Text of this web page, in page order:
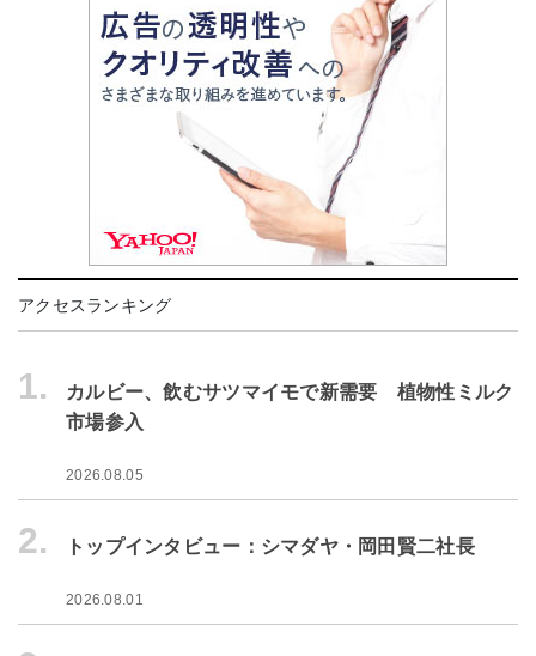
アクセスランキング
1.
カルビー、飲むサツマイモで新需要 植物性ミルク
市場参入
2026.08.05
2. トップインタビュー：シマダヤ・岡田賢二社長
2026.08.01